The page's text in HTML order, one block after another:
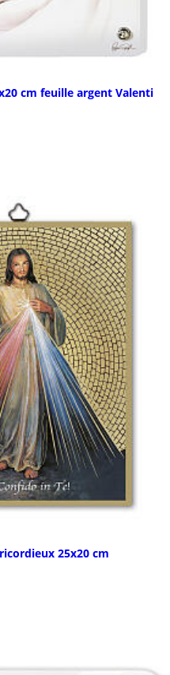
cm feuille argent Valenti
25x20 cm